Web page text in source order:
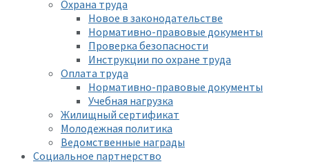
Охрана труда
Новое в законодательстве
Нормативно-правовые документы
Проверка безопасности
Инструкции по охране труда
Оплата труда
Нормативно-правовые документы
Учебная нагрузка
Жилищный сертификат
Молодежная политика
Ведомственные награды
Социальное партнерство